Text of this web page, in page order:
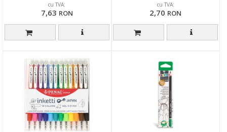
cu TVA:
7,63 RON
cu TVA:
2,70 RON